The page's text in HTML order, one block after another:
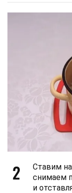
2
Ставим
снимаем
и